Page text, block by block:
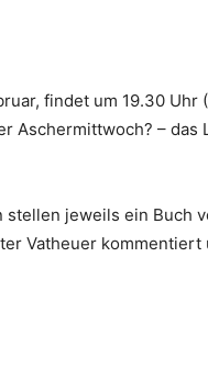
findet um 19.30
Aschermittwoch? –
jeweils ein Buch
Vatheuer